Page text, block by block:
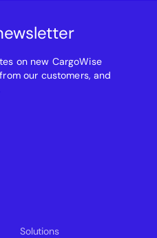
Solutions
on new CargoWise
our customers, and